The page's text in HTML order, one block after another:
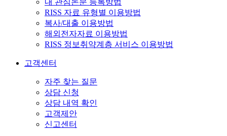
내 관심논문 등록방법
RISS 자료 유형별 이용방법
복사/대출 이용방법
해외전자자료 이용방법
RISS 정보취약계층 서비스 이용방법
고객센터
자주 찾는 질문
상담 신청
상담 내역 확인
고객제안
신고센터